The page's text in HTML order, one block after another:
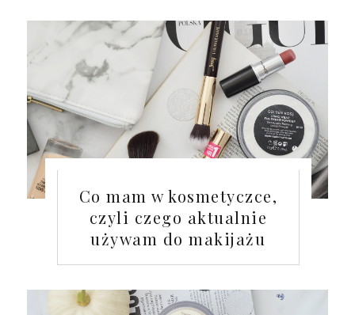
Co mam w kosmetyczce,
czyli czego aktualnie
używam do makijażu